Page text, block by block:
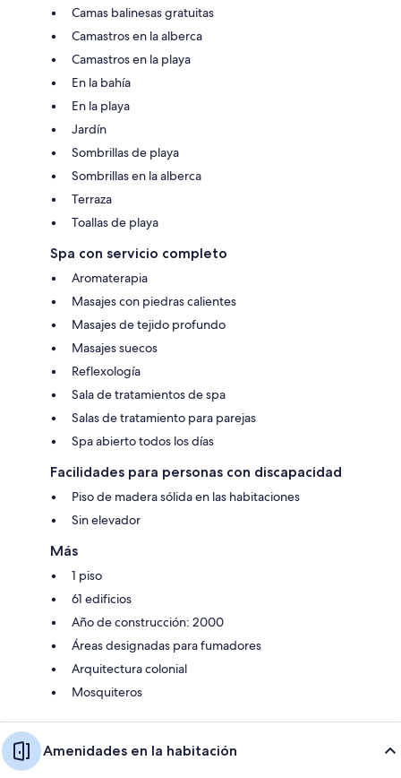
Camas balinesas gratuitas
Camastros en la alberca
Camastros en la playa
En la bahía
En la playa
Jardín
Sombrillas de playa
Sombrillas en la alberca
Terraza
Toallas de playa
Spa con servicio completo
Aromaterapia
Masajes con piedras calientes
Masajes de tejido profundo
Masajes suecos
Reflexología
Sala de tratamientos de spa
Salas de tratamiento para parejas
Spa abierto todos los días
Facilidades para personas con discapacidad
Piso de madera sólida en las habitaciones
Sin elevador
Más
1 piso
61 edificios
Año de construcción: 2000
Áreas designadas para fumadores
Arquitectura colonial
Mosquiteros
Amenidades en la habitación